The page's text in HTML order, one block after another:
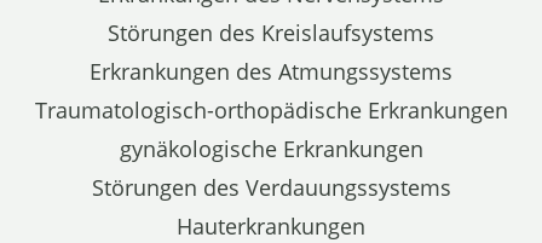
Störungen des Kreislaufsystems
Erkrankungen des Atmungssystems
Traumatologisch-orthopädische Erkrankungen
gynäkologische Erkrankungen
Störungen des Verdauungssystems
Hauterkrankungen